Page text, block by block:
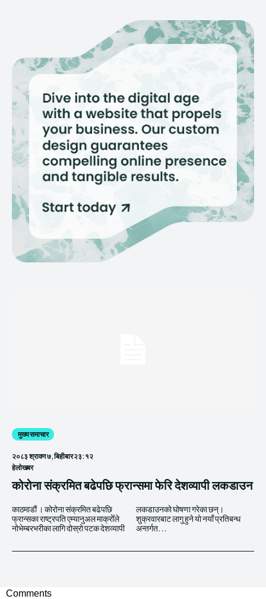
मुख्य समाचार
२०८३ श्रावण ७, बिहीबार २३:१२
हेलाेखबर
कोरोना संक्रमित बढेपछि फ्रान्समा फेरि देशव्यापी लकडाउन
काठमाडौं । कोरोना संक्रमित बढेपछि
फ्रान्सका राष्ट्रपति एम्यानुअल माक्रोँले
नोभेम्बरभरीका लागि दोस्रो पटक देशव्यापी
लकडाउनको घोषणा गरेका छन्।
शुक्रवारबाट लागु हुने यो नयाँ प्रतिबन्ध
अन्तर्गत...
Comments